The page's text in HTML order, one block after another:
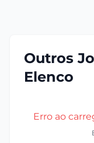
Outros
Elenco
Erro ao